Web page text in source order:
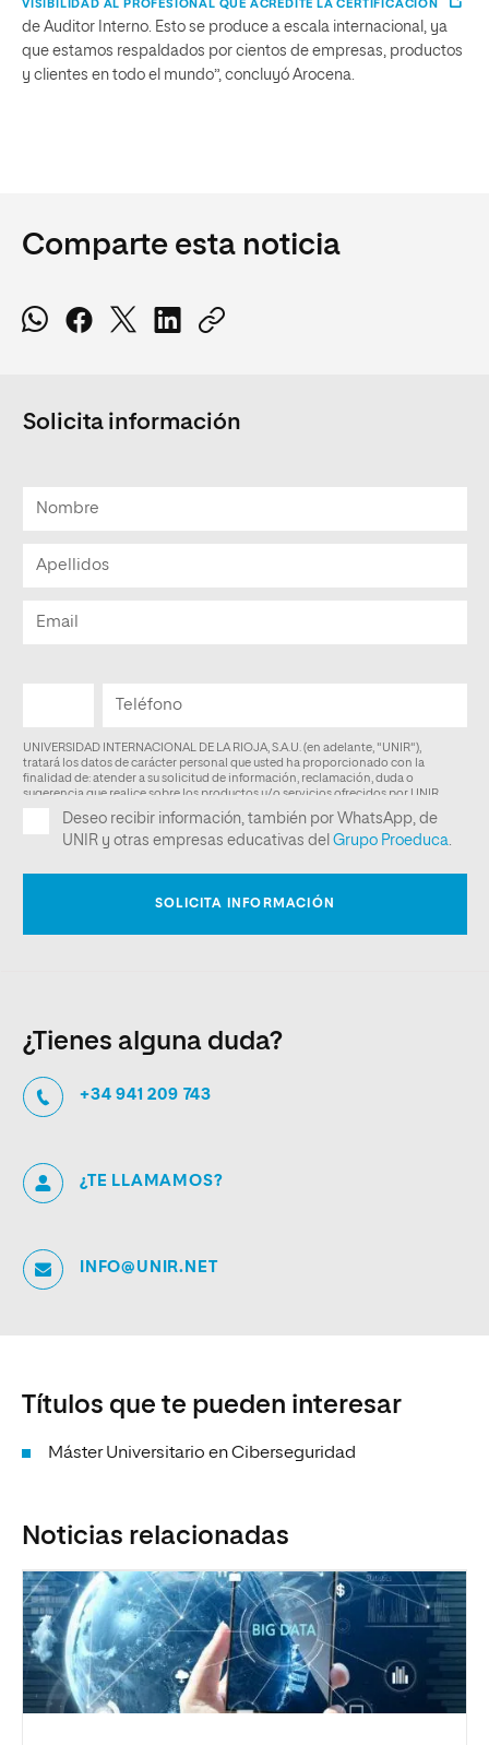
VISIBILIDAD AL PROFESIONAL QUE ACREDITE LA CERTIFICACIÓN
de Auditor Interno. Esto se produce a escala internacional, ya
que estamos respaldados por cientos de empresas, productos
y clientes en todo el mundo”, concluyó Arocena.
Comparte esta noticia
Solicita información
¿Tienes alguna duda?
+34 941 209 743
¿TE LLAMAMOS?
INFO@UNIR.NET
Títulos que te pueden interesar
Máster Universitario en Ciberseguridad
Noticias relacionadas